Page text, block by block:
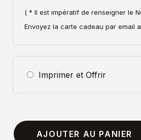
( * Il est impératif de renseigner le
Envoyez la carte cadeau par email
Imprimer et Offrir
AJOUTER AU PANIER